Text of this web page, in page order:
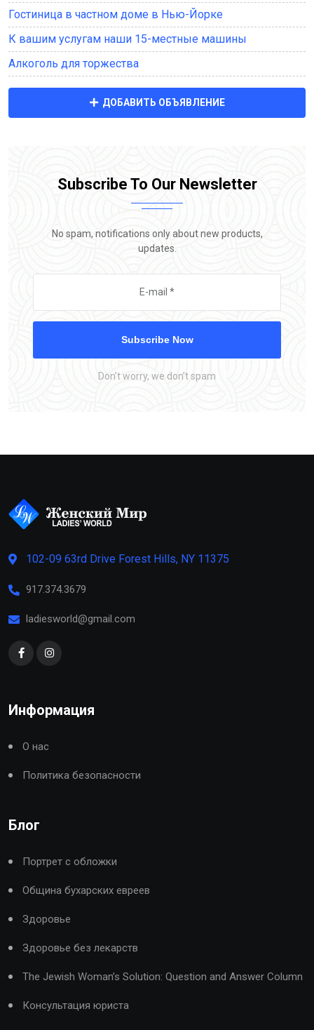
Гостиница в частном доме в Нью-Йорке
К вашим услугам наши 15-местные машины
Алкоголь для торжества
ДОБАВИТЬ ОБЪЯВЛЕНИЕ
Subscribe To Our Newsletter
No spam, notifications only about new products,
updates.
Subscribe Now
Don’t worry, we don’t spam
102-09 63rd Drive Forest Hills, NY 11375
917.374.3679
ladiesworld@gmail.com
Информация
О нас
Политика безопасности
Блог
Портрет с обложки
Община бухарских евреев
Здоровье
Здоровье без лекарств
The Jewish Woman’s Solution: Question and Answer Column
Консультация юриста